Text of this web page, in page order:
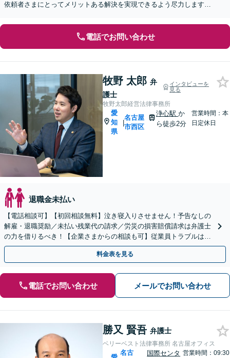
依頼者さまにとってメリットある解決を実現できるよう尽力します
電話でお問い合わせ
牧野 太郎 弁
護士
インタビューを
見る
牧野太郎経営法律事務所
愛
知
県
|
名古屋
市西区
浄心駅 か
ら徒歩2分
営業時間：本
日定休日
退職金未払い
【電話相談可】【初回相談無料】泣き寝入りさせません！予告なしの
解雇・退職奨励／未払い残業代の請求／労災の損害賠償請求は弁護士
の力を借りるべき！【企業さまからの相談も可】従業員トラブルは、
慎重な対処が必要です【完全個室】【浄心駅2分】
料金表を見る
電話でお問い合わせ メールでお問い合わせ
勝又 賢吾 弁護士
ベリーベスト法律事務所 名古屋オフィス
名古
国際センタ 営業時間：09:30